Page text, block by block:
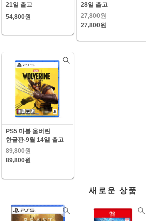
21일 출고
54,800원
28일 출고
27,800원
27,800원
PS5 마블 울버린
한글판-9월 14일 출고
89,800원
89,800원
새로운 상품